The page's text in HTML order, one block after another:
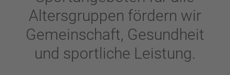
Altersgruppen fördern wir
Gemeinschaft, Gesundheit
und sportliche Leistung.